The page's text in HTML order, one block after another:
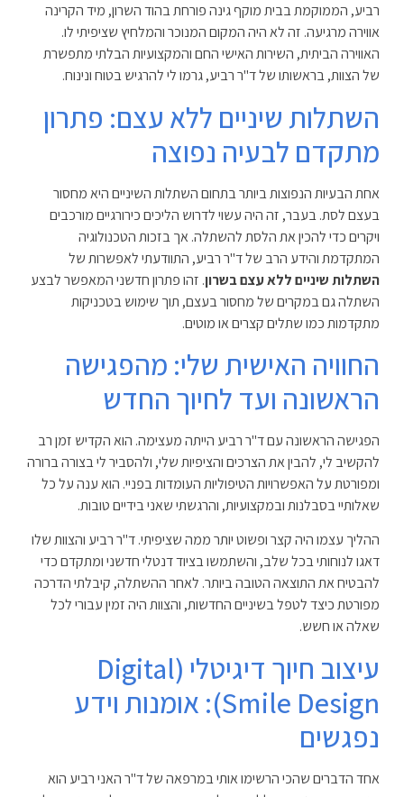
רביע, הממוקמת בבית מוקף גינה פורחת בהוד השרון, מיד הקרינה
אווירה מרגיעה. זה לא היה המקום המנוכר והמלחיץ שציפיתי לו.
האווירה הביתית, השירות האישי החם והמקצועיות הבלתי מתפשרת
של הצוות, בראשותו של ד"ר רביע, גרמו לי להרגיש בטוח ונינוח.
השתלות שיניים ללא עצם: פתרון
מתקדם לבעיה נפוצה
אחת הבעיות הנפוצות ביותר בתחום השתלות השיניים היא מחסור
בעצם לסת. בעבר, זה היה עשוי לדרוש הליכים כירורגיים מורכבים
ויקרים כדי להכין את הלסת להשתלה. אך בזכות הטכנולוגיה
המתקדמת והידע הרב של ד"ר רביע, התוודעתי לאפשרות של
השתלות שיניים ללא עצם בשרון. זהו פתרון חדשני המאפשר לבצע
השתלה גם במקרים של מחסור בעצם, תוך שימוש בטכניקות
מתקדמות כמו שתלים קצרים או מוטים.
החוויה האישית שלי: מהפגישה
הראשונה ועד לחיוך החדש
הפגישה הראשונה עם ד"ר רביע הייתה מעצימה. הוא הקדיש זמן רב
להקשיב לי, להבין את הצרכים והציפיות שלי, ולהסביר לי בצורה ברורה
ומפורטת על האפשרויות הטיפוליות העומדות בפניי. הוא ענה על כל
שאלותיי בסבלנות ובמקצועיות, והרגשתי שאני בידיים טובות.
ההליך עצמו היה קצר ופשוט יותר ממה שציפיתי. ד"ר רביע והצוות שלו
דאגו לנוחותי בכל שלב, והשתמשו בציוד דנטלי חדשני ומתקדם כדי
להבטיח את התוצאה הטובה ביותר. לאחר ההשתלה, קיבלתי הדרכה
מפורטת כיצד לטפל בשיניים החדשות, והצוות היה זמין עבורי לכל
שאלה או חשש.
עיצוב חיוך דיגיטלי (Digital
Smile Design): אומנות וידע
נפגשים
אחד הדברים שהכי הרשימו אותי במרפאה של ד"ר האני רביע הוא